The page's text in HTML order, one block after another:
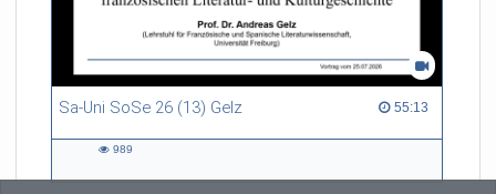
Sa-Uni SoSe 26 (13) Gelz 55:13
55:13 duration
989